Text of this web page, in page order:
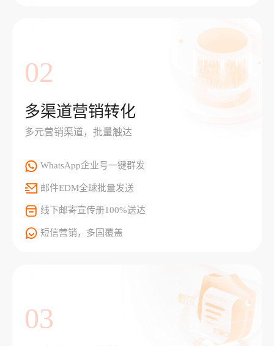
02
多渠道营销转化
多元营销渠道，批量触达
WhatsApp企业号一键群发
邮件EDM全球批量发送
线下邮寄宣传册100%送达
短信营销，多国覆盖
03